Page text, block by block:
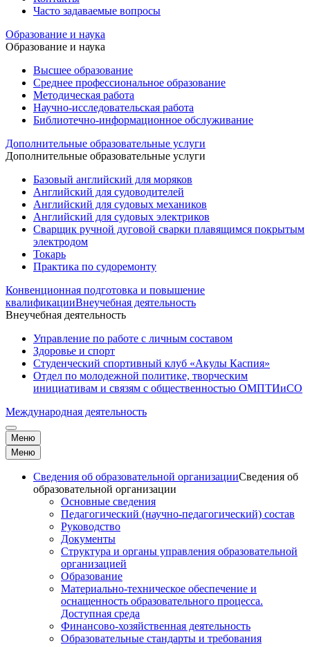
Часто задаваемые вопросы
Образование и наука
Образование и наука
Высшее образование
Среднее профессиональное образование
Методическая работа
Научно-исследовательская работа
Библиотечно-информационное обслуживание
Дополнительные образовательные услуги
Дополнительные образовательные услуги
Базовый английский для моряков
Английский для судоводителей
Английский для судовых механиков
Английский для судовых электриков
Cварщик ручной дуговой сварки плавящимся покрытым
электродом
Токарь
Практика по судоремонту
Конвенционная подготовка и повышение
квалификацииВнеучебная деятельность
Внеучебная деятельность
Управление по работе с личным составом
Здоровье и спорт
Студенческий спортивный клуб «Акулы Каспия»
Отдел по молодежной политике, творческим
инициативам и связям с общественностью ОМПТИиСО
Международная деятельность
Меню
Меню
Сведения об образовательной организацииСведения об
образовательной организации
Основные сведения
Педагогический (научно-педагогический) состав
Руководство
Документы
Структура и органы управления образовательной
организацией
Образование
Материально-техническое обеспечение и
оснащенность образовательного процесса.
Доступная среда
Финансово-хозяйственная деятельность
Образовательные стандарты и требования